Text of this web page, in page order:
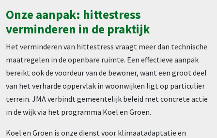
Onze aanpak: hittestress
verminderen in de praktijk
Het verminderen van hittestress vraagt meer dan technische
maatregelen in de openbare ruimte. Een effectieve aanpak
bereikt ook de voordeur van de bewoner, want een groot deel
van het verharde oppervlak in woonwijken ligt op particulier
terrein. JMA verbindt gemeentelijk beleid met concrete actie
in de wijk via het programma Koel en Groen.
Koel en Groen is onze dienst voor klimaatadaptatie en